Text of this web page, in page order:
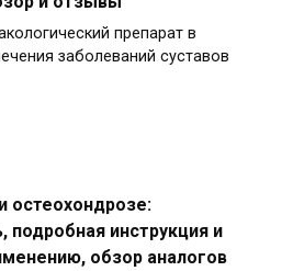
препарат в
заболеваний суставов
остеохондрозе:
подробная инструкция и
обзор аналогов